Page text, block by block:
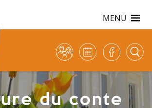
MENU
du conte